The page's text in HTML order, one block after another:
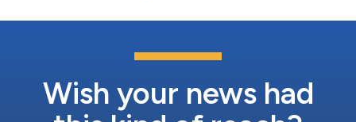
父母創立The Estée Lauder Companies以來，這些特質一直是本
P. Lauder表示，「當我的家族於1966年在此建立生產設施時，就
已經體會到英國工藝的底蘊。...
Wish your news had